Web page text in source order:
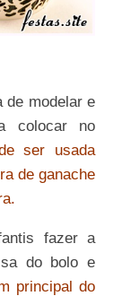
de modelar e
colocar no
ser usada
de ganache
fazer a
do bolo e
principal do